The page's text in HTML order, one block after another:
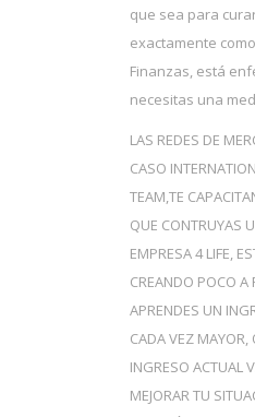
que sea para
exactamente
Finanzas, está
necesitas una
LAS REDES DE
CASO
TEAM,TE
QUE CONTRUYAS
EMPRESA 4 LIFE,
CREANDO POCO A
APRENDES UN
CADA VEZ MAYOR,
INGRESO ACTUAL
MEJORAR TU